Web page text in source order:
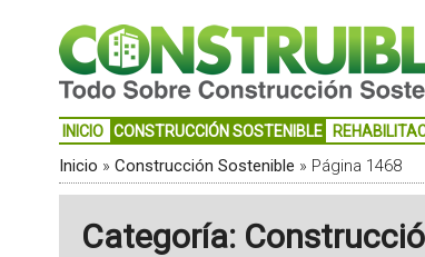
INICIO CONSTRUCCIÓN SOSTENIBLE
Inicio » Construcción Sostenible » Página 1468
Categoría: